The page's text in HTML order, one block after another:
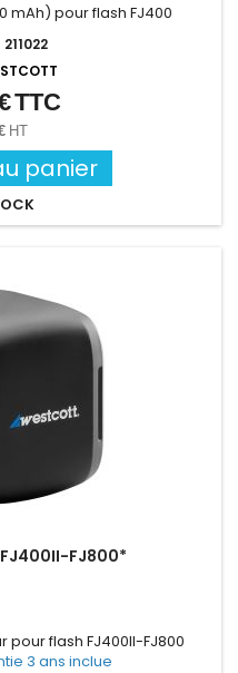
mAh) pour flash FJ400
211022
TTC
HT
panier
FJ400II-FJ800*
flash FJ400II-FJ800
3 ans inclue